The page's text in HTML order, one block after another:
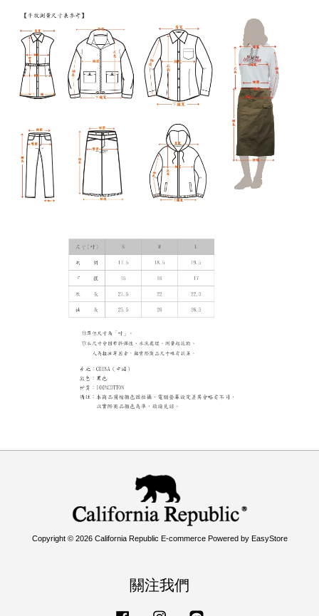
Copyright © 2026 California Republic E-commerce Powered by EasyStore
關注我們
Facebook Instagram